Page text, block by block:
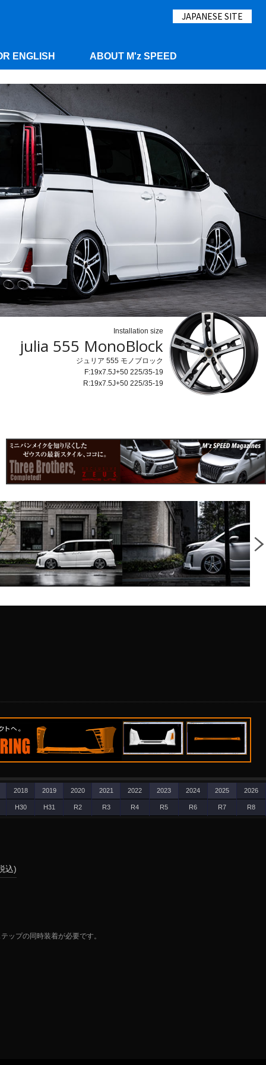
JAPANESE SITE
ENGLISH ABOUT M'z SPEED
Installation size
julia 555 MonoBlock
ジュリア 555 モノブロック
F:19x7.5J+50 225/35-19
R:19x7.5J+50 225/35-19
2018 2019 2020 2021 2022 2023 2024 2025 2026
H30 H31 R2 R3 R4 R5 R6 R7 R8
込)
ップの同時装着が必要です。